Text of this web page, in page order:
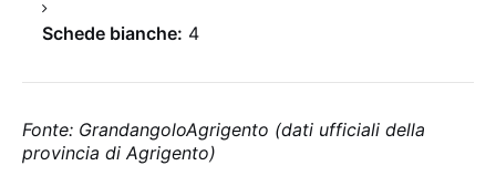
Schede bianche: 4
Fonte: GrandangoloAgrigento (dati ufficiali della
provincia di Agrigento)